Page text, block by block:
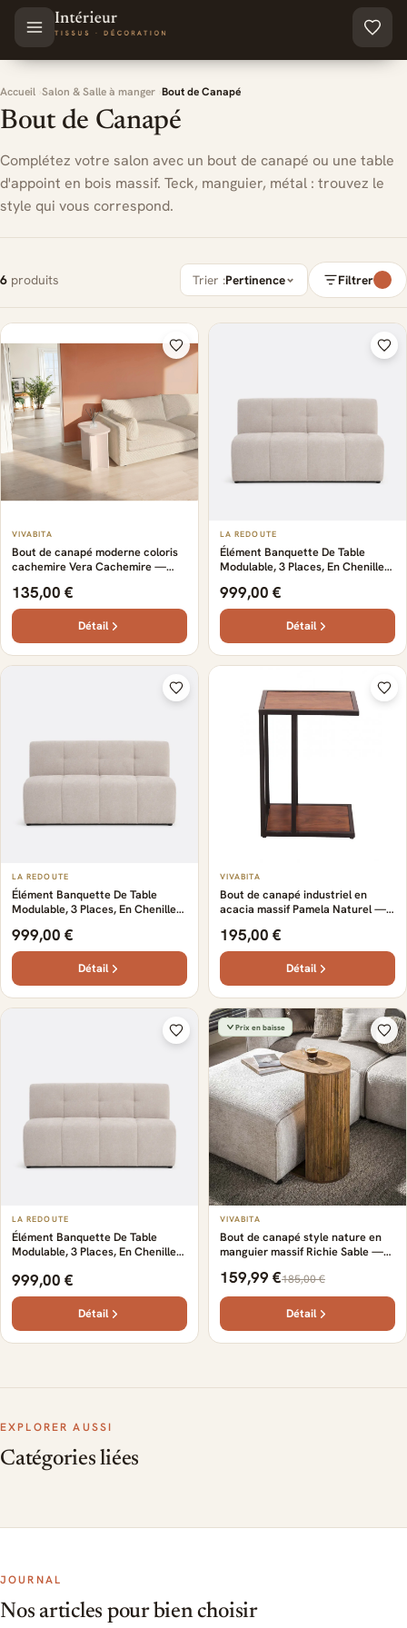
Aller au contenu principal
Accueil Salon & Salle à manger Bout de Canapé
Bout de Canapé
Complétez votre salon avec un bout de canapé ou une table
d'appoint en bois massif. Teck, manguier, métal : trouvez le
style qui vous correspond.
6 produits Trier :Pertinence Filtrer
VIVABITA
Bout de canapé moderne coloris
cachemire Vera Cachemire —
135,00 €
Détail
LA REDOUTE
Élément Banquette De Table
Modulable, 3 Places, En Chenille
999,00 €
Détail
LA REDOUTE
Élément Banquette De Table
Modulable, 3 Places, En Chenille
999,00 €
Détail
VIVABITA
Bout de canapé industriel en
acacia massif Pamela Naturel —
195,00 €
Détail
LA REDOUTE
Élément Banquette De Table
Modulable, 3 Places, En Chenille
999,00 €
Détail
Prix en baisse
VIVABITA
Bout de canapé style nature en
manguier massif Richie Sable —
159,99 €185,00 €
Détail
EXPLORER AUSSI
Catégories liées
JOURNAL
Nos articles pour bien choisir